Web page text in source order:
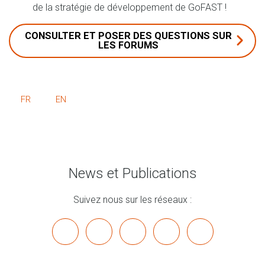
de la stratégie de développement de GoFAST !
CONSULTER ET POSER DES QUESTIONS SUR
LES FORUMS
FR EN
News et Publications
Suivez nous sur les réseaux :
linkedinyoutubebluesky mastodon